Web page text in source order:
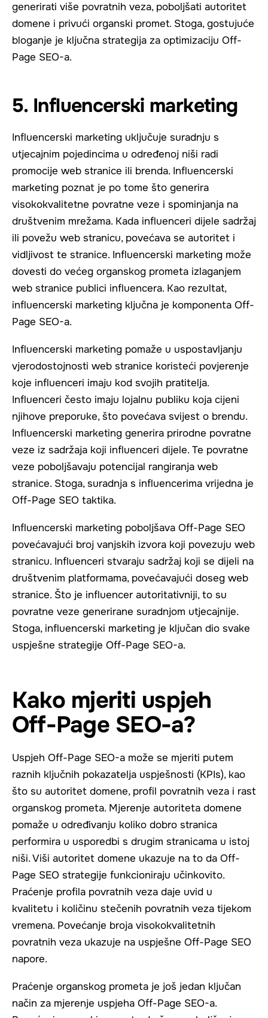
generirati više povratnih veza, poboljšati autoritet
domene i privući organski promet. Stoga, gostujuće
bloganje je ključna strategija za optimizaciju Off-
Page SEO-a.
5. Influencerski marketing
Influencerski marketing uključuje suradnju s
utjecajnim pojedincima u određenoj niši radi
promocije web stranice ili brenda. Influencerski
marketing poznat je po tome što generira
visokokvalitetne povratne veze i spominjanja na
društvenim mrežama. Kada influenceri dijele sadržaj
ili povežu web stranicu, povećava se autoritet i
vidljivost te stranice. Influencerski marketing može
dovesti do većeg organskog prometa izlaganjem
web stranice publici influencera. Kao rezultat,
influencerski marketing ključna je komponenta Off-
Page SEO-a.
Influencerski marketing pomaže u uspostavljanju
vjerodostojnosti web stranice koristeći povjerenje
koje influenceri imaju kod svojih pratitelja.
Influenceri često imaju lojalnu publiku koja cijeni
njihove preporuke, što povećava svijest o brendu.
Influencerski marketing generira prirodne povratne
veze iz sadržaja koji influenceri dijele. Te povratne
veze poboljšavaju potencijal rangiranja web
stranice. Stoga, suradnja s influencerima vrijedna je
Off-Page SEO taktika.
Influencerski marketing poboljšava Off-Page SEO
povećavajući broj vanjskih izvora koji povezuju web
stranicu. Influenceri stvaraju sadržaj koji se dijeli na
društvenim platformama, povećavajući doseg web
stranice. Što je influencer autoritativniji, to su
povratne veze generirane suradnjom utjecajnije.
Stoga, influencerski marketing je ključan dio svake
uspješne strategije Off-Page SEO-a.
Kako mjeriti uspjeh
Off-Page SEO-a?
Uspjeh Off-Page SEO-a može se mjeriti putem
raznih ključnih pokazatelja uspješnosti (KPIs), kao
što su autoritet domene, profil povratnih veza i rast
organskog prometa. Mjerenje autoriteta domene
pomaže u određivanju koliko dobro stranica
performira u usporedbi s drugim stranicama u istoj
niši. Viši autoritet domene ukazuje na to da Off-
Page SEO strategije funkcioniraju učinkovito.
Praćenje profila povratnih veza daje uvid u
kvalitetu i količinu stečenih povratnih veza tijekom
vremena. Povećanje broja visokokvalitetnih
povratnih veza ukazuje na uspješne Off-Page SEO
napore.
Praćenje organskog prometa je još jedan ključan
način za mjerenje uspjeha Off-Page SEO-a.